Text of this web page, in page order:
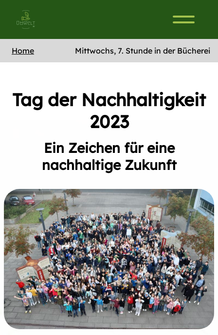
Home Mittwochs, 7. Stunde in der Bücherei
Tag der Nachhaltigkeit
2023
Ein Zeichen für eine
nachhaltige Zukunft